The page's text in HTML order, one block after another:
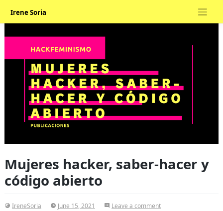
content
Irene Soria
Mujeres hacker, saber-hacer y
código abierto
IreneSoria June 15, 2021 Leave a commenton